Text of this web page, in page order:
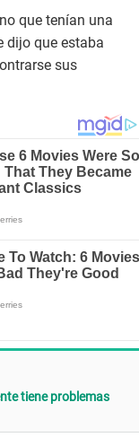
que tenían una
dijo que estaba
sus
tiene problemas